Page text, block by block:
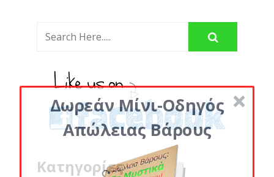
Κατηγορίες
Δωρεάν Μίνι-Οδηγός
Απώλειας Βάρους